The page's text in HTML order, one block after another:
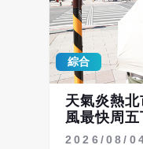
環流沉降
縣及花蓮
布高溫資
號」，有
率；台北
台南市、
號」，有
投縣、嘉義
有出現36度高溫
綜合
天氣炎熱
風最快周
2026/08/